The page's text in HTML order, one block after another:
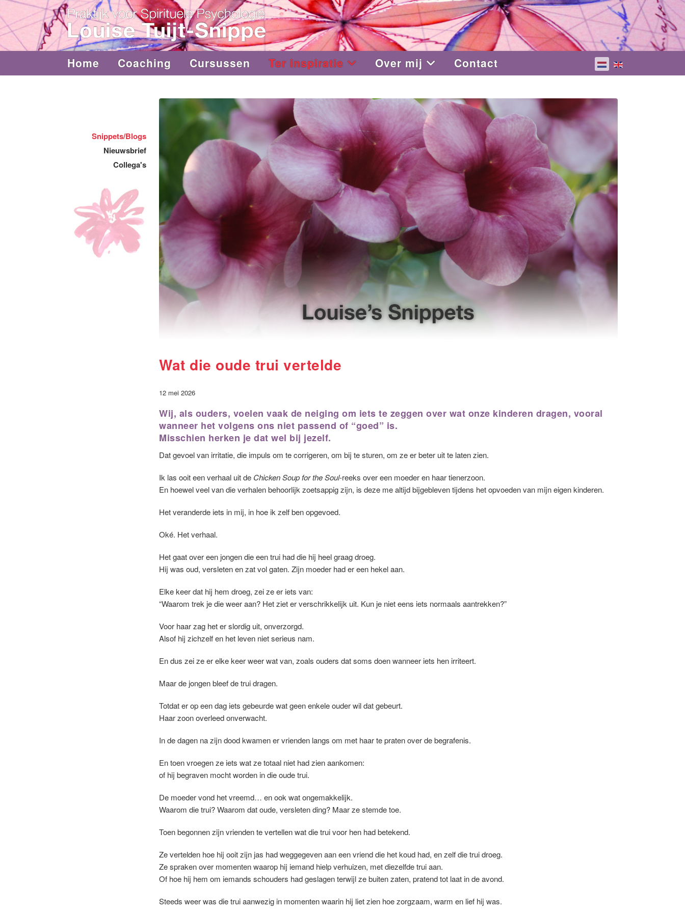
Home Coaching Cursussen Ter inspiratie Over mij Contact Selecteer de taal
Snippets/Blogs
Nieuwsbrief
Collega's
Wat die oude trui vertelde
12 mei 2026
Wij, als ouders, voelen vaak de neiging om iets te zeggen over wat onze kinderen dragen, vooral
wanneer het volgens ons niet passend of “goed” is.
Misschien herken je dat wel bij jezelf.
Dat gevoel van irritatie, die impuls om te corrigeren, om bij te sturen, om ze er beter uit te laten zien.
Ik las ooit een verhaal uit de Chicken Soup for the Soul-reeks over een moeder en haar tienerzoon.
En hoewel veel van die verhalen behoorlijk zoetsappig zijn, is deze me altijd bijgebleven tijdens het opvoeden van mijn eigen kinderen.
Het veranderde iets in mij, in hoe ik zelf ben opgevoed.
Oké. Het verhaal.
Het gaat over een jongen die een trui had die hij heel graag droeg.
Hij was oud, versleten en zat vol gaten. Zijn moeder had er een hekel aan.
Elke keer dat hij hem droeg, zei ze er iets van:
“Waarom trek je die weer aan? Het ziet er verschrikkelijk uit. Kun je niet eens iets normaals aantrekken?”
Voor haar zag het er slordig uit, onverzorgd.
Alsof hij zichzelf en het leven niet serieus nam.
En dus zei ze er elke keer weer wat van, zoals ouders dat soms doen wanneer iets hen irriteert.
Maar de jongen bleef de trui dragen.
Totdat er op een dag iets gebeurde wat geen enkele ouder wil dat gebeurt.
Haar zoon overleed onverwacht.
In de dagen na zijn dood kwamen er vrienden langs om met haar te praten over de begrafenis.
En toen vroegen ze iets wat ze totaal niet had zien aankomen:
of hij begraven mocht worden in die oude trui.
De moeder vond het vreemd… en ook wat ongemakkelijk.
Waarom die trui? Waarom dat oude, versleten ding? Maar ze stemde toe.
Toen begonnen zijn vrienden te vertellen wat die trui voor hen had betekend.
Ze vertelden hoe hij ooit zijn jas had weggegeven aan een vriend die het koud had, en zelf die trui droeg.
Ze spraken over momenten waarop hij iemand hielp verhuizen, met diezelfde trui aan.
Of hoe hij hem om iemands schouders had geslagen terwijl ze buiten zaten, pratend tot laat in de avond.
Steeds weer was die trui aanwezig in momenten waarin hij liet zien hoe zorgzaam, warm en lief hij was.